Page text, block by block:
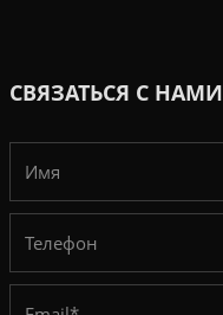
СВЯЗАТЬСЯ С НАМИ